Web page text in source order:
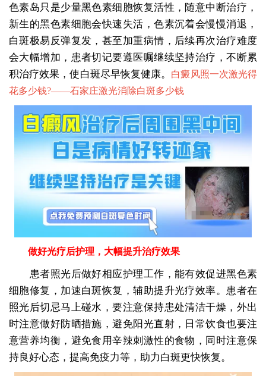
色素岛只是少量黑色素细胞恢复活性，随意中断治疗，
新生的黑色素细胞会快速失活，色素沉着会慢慢消退，
白斑极易反弹复发，甚至加重病情，后续再次治疗难度
会大幅增加，患者切记要遵医嘱继续坚持治疗，不断累
积治疗效果，使白斑尽早恢复健康。 白癜风照一次激光得
花多少钱?——石家庄激光消除白斑多少钱
做好光疗后护理，大幅提升治疗效果
患者照光后做好相应护理工作，能有效促进黑色素
细胞修复，加速白斑恢复，辅助提升光疗效率。患者在
照光后切忌马上碰水，要注意保持患处清洁干燥，外出
时注意做好防晒措施，避免阳光直射，日常饮食也要注
意营养均衡，避免食用辛辣刺激性的食物，同时注意保
持良好心态，提高免疫力等，助力白斑更快恢复。